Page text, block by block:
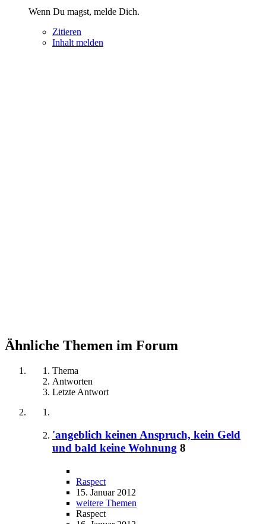
Wenn Du magst, melde Dich.
Zitieren
Inhalt melden
Ähnliche Themen im Forum
Thema
Antworten
Letzte Antwort
'angeblich keinen Anspruch, kein Geld
und bald keine Wohnung 8
Raspect
15. Januar 2012
weitere Themen
Raspect